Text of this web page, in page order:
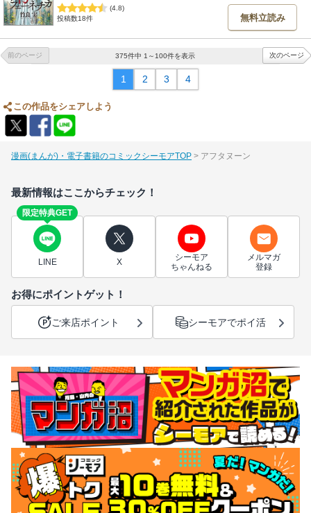
(4.8)
投稿数18件
無料立読み
前のページ 375件中 1～100件を表示 次のページ
1 2 3 4
この作品をシェアしよう
漫画(まんが)・電子書籍のコミックシーモアTOP アフタヌーン
最新情報はここからチェック！
限定特典GET
LINE X
シーモア
ちゃんねる
メルマガ
登録
お得にポイントゲット！
ご来店ポイント シーモアでポイ活